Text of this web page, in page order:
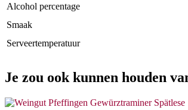
Alcohol percentage
Smaak
Serveertemperatuur
Je zou ook kunnen houden